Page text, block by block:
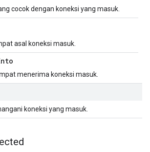
cocok dengan koneksi yang masuk.
asal koneksi masuk.
menerima koneksi masuk.
koneksi yang masuk.